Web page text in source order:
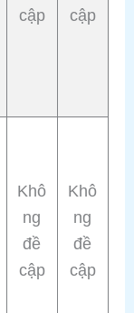
cập
cập
Khô
ng
đề
cập
Khô
ng
đề
cập